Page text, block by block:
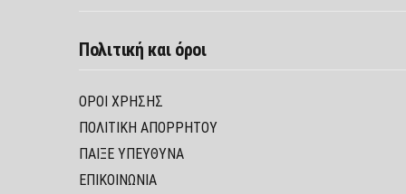
Πολιτική και όροι
ΌΡΟΙ ΧΡΉΣΗΣ
ΠΟΛΙΤΙΚΉ ΑΠΟΡΡΉΤΟΥ
ΠΑΊΞΕ ΥΠΕΎΘΥΝΑ
ΕΠΙΚΟΙΝΩΝΙΑ